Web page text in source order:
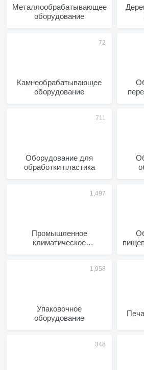
Металлообрабатывающее
оборудование
Камнеобрабатывающее
оборудование
Оборудование для
обработки пластика
Промышленное
климатическое
Упаковочное
оборудование